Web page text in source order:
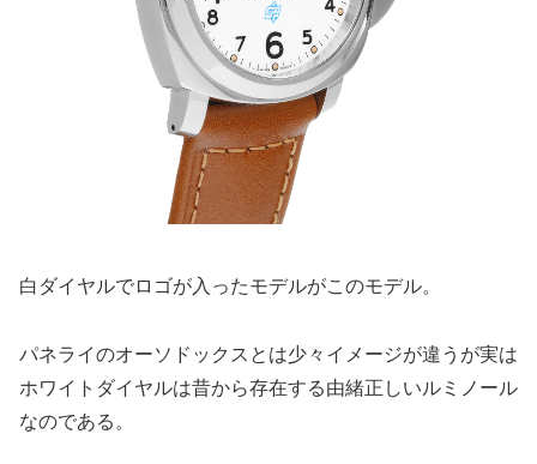
白ダイヤルでロゴが入ったモデルがこのモデル。
パネライのオーソドックスとは少々イメージが違うが実は
ホワイトダイヤルは昔から存在する由緒正しいルミノール
なのである。